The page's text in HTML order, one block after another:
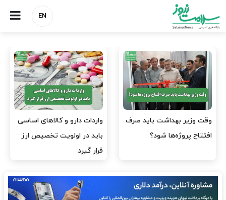
EN
وقت وزیر بهداشت باید صرف
افتتاح پروژه‌ها شود؟
واردات دارو و کالاهای اساسی
باید در اولویت تخصیص ارز
قرار گیرد